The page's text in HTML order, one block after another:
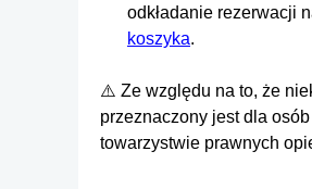
odkładanie rezerwacji
koszyka.
⚠️ Ze względu na to, że
przeznaczony jest dla
towarzystwie prawnych